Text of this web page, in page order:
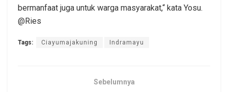
bermanfaat juga untuk warga masyarakat,“ kata Yosu.
@Ries
Tags: Ciayumajakuning Indramayu
Sebelumnya